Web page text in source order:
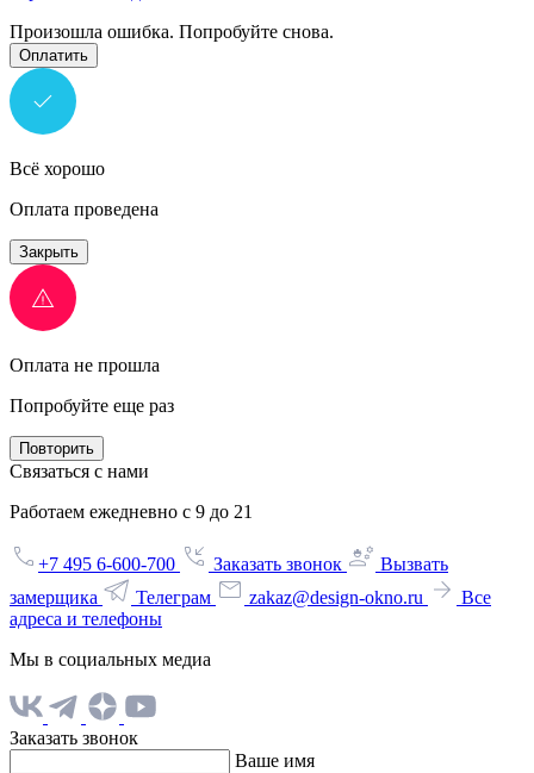
Произошла ошибка. Попробуйте снова.
Оплатить
Всё хорошо
Оплата проведена
Закрыть
Оплата не прошла
Попробуйте еще раз
Повторить
Связаться с нами
Работаем ежедневно с 9 до 21
+7 495 6-600-700 Заказать звонок
Вызвать
замерщика
Телеграм zakaz@design-okno.ru
Все
адреса и телефоны
Мы в социальных медиа
Заказать звонок
Ваше имя